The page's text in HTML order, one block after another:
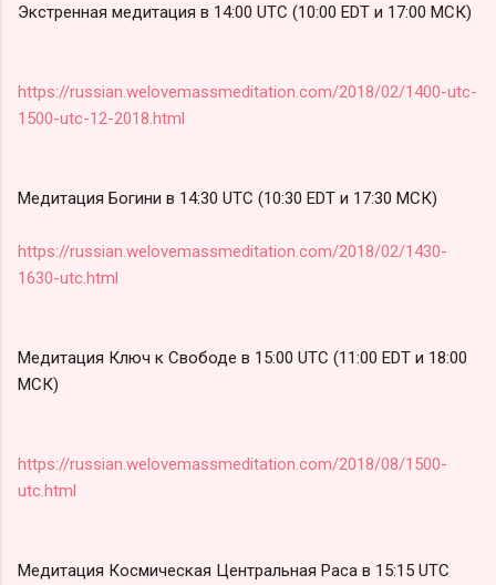
Экстренная медитация в 14:00 UTC (10:00 EDT и 17:00 МСК)
https://russian.welovemassmeditation.com/2018/02/1400-utc-
1500-utc-12-2018.html
Медитация Богини в 14:30 UTC (10:30 EDT и 17:30 МСК)
https://russian.welovemassmeditation.com/2018/02/1430-
1630-utc.html
Медитация Ключ к Свободе в 15:00 UTC (11:00 EDT и 18:00
МСК)
https://russian.welovemassmeditation.com/2018/08/1500-
utc.html
Медитация Космическая Центральная Раса в 15:15 UTC